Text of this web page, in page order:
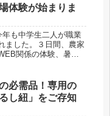
体験が始まりま
年も中学生二人が職業
ました。３日間、農家
関係の体験、暑く
必需品！専用の
し紐」をご存知